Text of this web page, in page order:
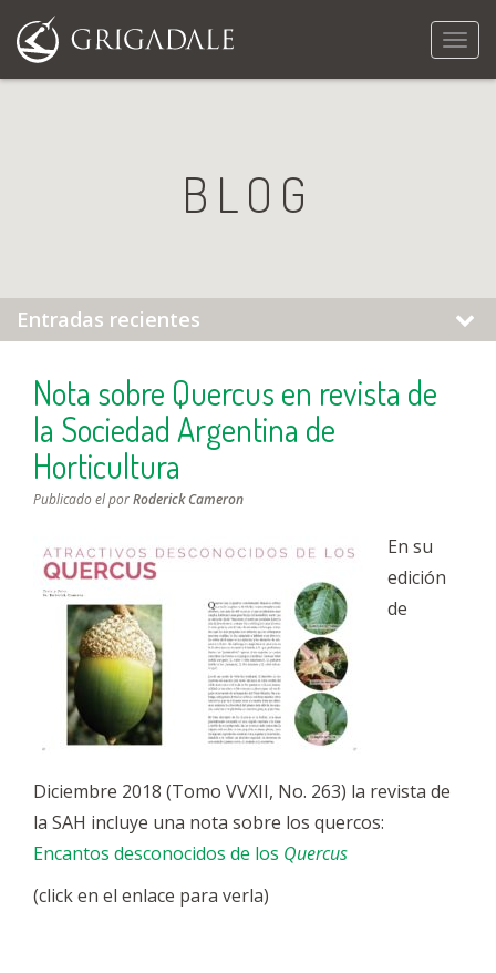
BLOG
Entradas recientes
Nota sobre Quercus en revista de
la Sociedad Argentina de
Horticultura
Publicado elporRoderick Cameron
En su
edición
de
Diciembre 2018 (Tomo VVXII, No. 263) la revista de
la SAH incluye una nota sobre los quercos:
Encantos desconocidos de los Quercus
(click en el enlace para verla)